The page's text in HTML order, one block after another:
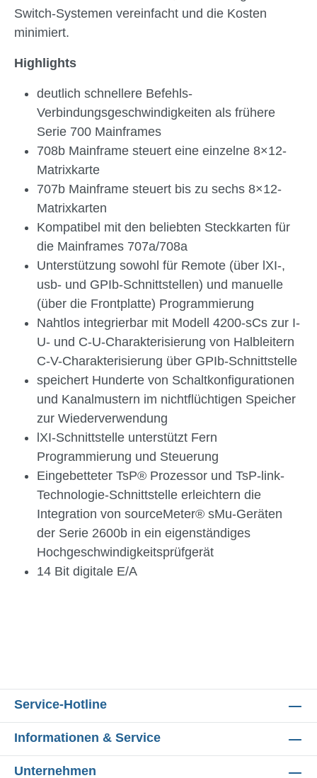
Switch-Systemen vereinfacht und die Kosten
minimiert.
Highlights
deutlich schnellere Befehls-
Verbindungsgeschwindigkeiten als frühere
Serie 700 Mainframes
708b Mainframe steuert eine einzelne 8×12-
Matrixkarte
707b Mainframe steuert bis zu sechs 8×12-
Matrixkarten
Kompatibel mit den beliebten Steckkarten für
die Mainframes 707a/708a
Unterstützung sowohl für Remote (über lXI-,
usb- und GPIb-Schnittstellen) und manuelle
(über die Frontplatte) Programmierung
Nahtlos integrierbar mit Modell 4200-sCs zur I-
U- und C-U-Charakterisierung von Halbleitern
C-V-Charakterisierung über GPIb-Schnittstelle
speichert Hunderte von Schaltkonfigurationen
und Kanalmustern im nichtflüchtigen Speicher
zur Wiederverwendung
lXI-Schnittstelle unterstützt Fern
Programmierung und Steuerung
Eingebetteter TsP® Prozessor und TsP-link-
Technologie-Schnittstelle erleichtern die
Integration von sourceMeter® sMu-Geräten
der Serie 2600b in ein eigenständiges
Hochgeschwindigkeitsprüfgerät
14 Bit digitale E/A
Service-Hotline
Informationen & Service
Unternehmen